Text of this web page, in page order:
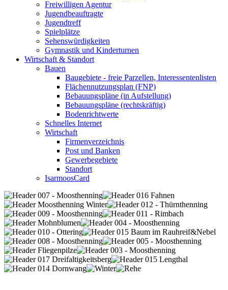
Freiwilligen Agentur
Jugendbeauftragte
Jugendtreff
Spielplätze
Sehenswürdigkeiten
Gymnastik und Kinderturnen
Wirtschaft & Standort
Bauen
Baugebiete - freie Parzellen, Interessentenlisten
Flächennutzungsplan (FNP)
Bebauungspläne (in Aufstellung)
Bebauungspläne (rechtskräftig)
Bodenrichtwerte
Schnelles Internet
Wirtschaft
Firmenverzeichnis
Post und Banken
Gewerbegebiete
Standort
IsarmoosCard